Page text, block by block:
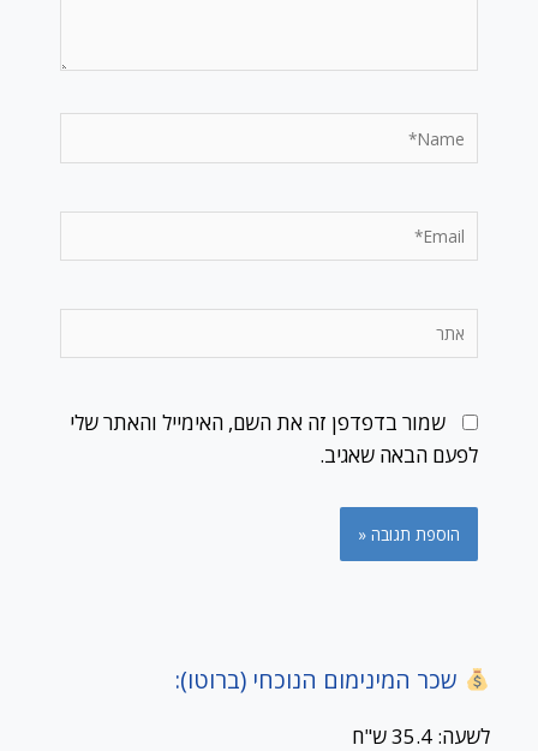
Name*
Email*
אתר
שמור בדפדפן זה את השם, האימייל והאתר שלי
לפעם הבאה שאגיב.
שכר המינימום הנוכחי (ברוטו):
לשעה: 35.4 ש"ח